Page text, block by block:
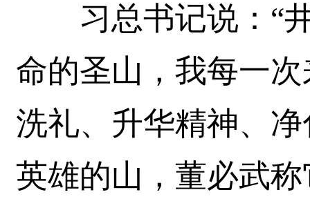
习总书记说：“井
命的圣山，我每一
洗礼、升华精神、
英雄的山，董必武